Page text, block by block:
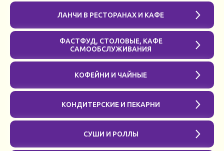
ЛАНЧИ В РЕСТОРАНАХ И КАФЕ
ФАСТФУД, СТОЛОВЫЕ, КАФЕ
САМООБСЛУЖИВАНИЯ
КОФЕЙНИ И ЧАЙНЫЕ
КОНДИТЕРСКИЕ И ПЕКАРНИ
СУШИ И РОЛЛЫ